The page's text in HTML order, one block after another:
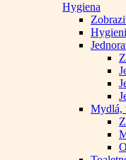
Hygiena
Mydlá,